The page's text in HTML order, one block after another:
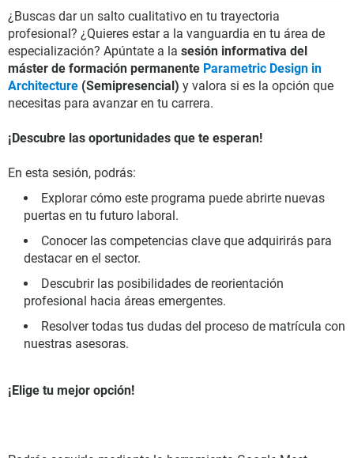
¿Buscas dar un salto cualitativo en tu trayectoria
profesional? ¿Quieres estar a la vanguardia en tu área de
especialización? Apúntate a la sesión informativa del
máster de formación permanente Parametric Design in
Architecture (Semipresencial) y valora si es la opción que
necesitas para avanzar en tu carrera.
¡Descubre las oportunidades que te esperan!
En esta sesión, podrás:
Explorar cómo este programa puede abrirte nuevas
puertas en tu futuro laboral.
Conocer las competencias clave que adquirirás para
destacar en el sector.
Descubrir las posibilidades de reorientación
profesional hacia áreas emergentes.
Resolver todas tus dudas del proceso de matrícula con
nuestras asesoras.
¡Elige tu mejor opción!